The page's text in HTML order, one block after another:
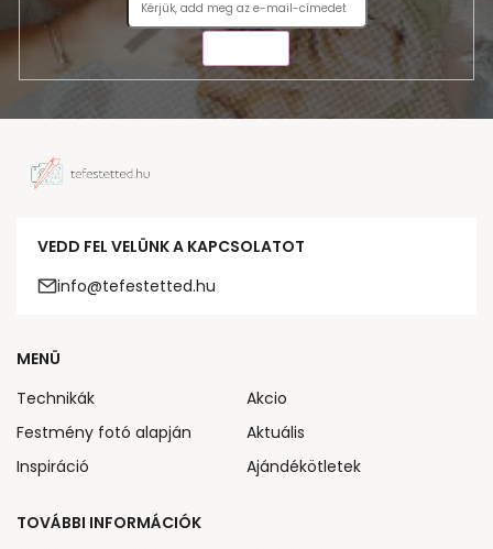
VEDD FEL VELÜNK A KAPCSOLATOT
info@tefestetted.hu
MENÜ
Technikák
Festmény fotó alapján
Inspiráció
Akcio
Aktuális
Ajándékötletek
TOVÁBBI INFORMÁCIÓK